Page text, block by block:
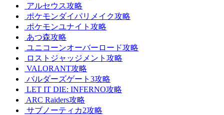
アルセウス攻略
ポケモンダイパリメイク攻略
ポケモンユナイト攻略
あつ森攻略
ユニコーンオーバーロード攻略
ロストジャッジメント攻略
VALORANT攻略
バルダーズゲート3攻略
LET IT DIE: INFERNO攻略
ARC Raiders攻略
サブノーティカ2攻略